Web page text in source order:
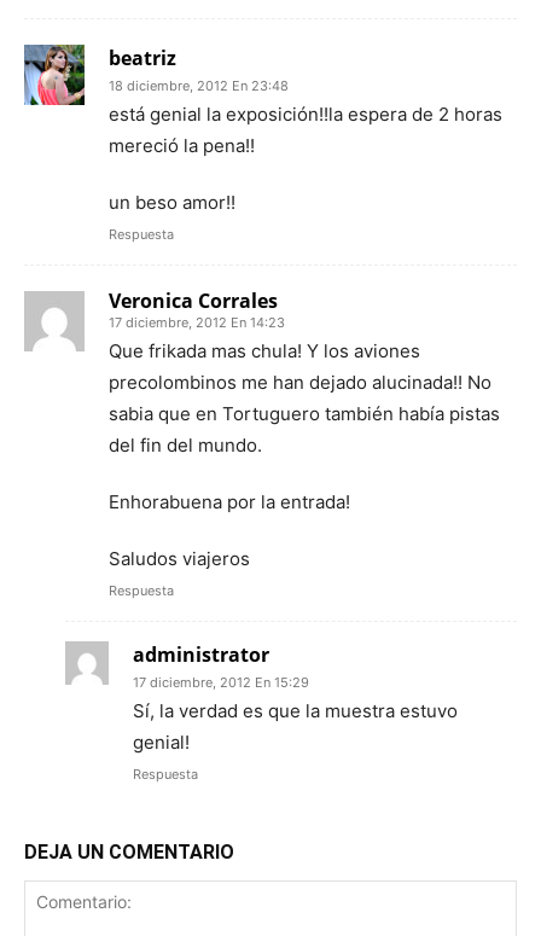
beatriz
18 diciembre, 2012 En 23:48
está genial la exposición!!la espera de 2 horas
mereció la pena!!
un beso amor!!
Respuesta
Veronica Corrales
17 diciembre, 2012 En 14:23
Que frikada mas chula! Y los aviones
precolombinos me han dejado alucinada!! No
sabia que en Tortuguero también había pistas
del fin del mundo.
Enhorabuena por la entrada!
Saludos viajeros
Respuesta
administrator
17 diciembre, 2012 En 15:29
Sí, la verdad es que la muestra estuvo
genial!
Respuesta
DEJA UN COMENTARIO